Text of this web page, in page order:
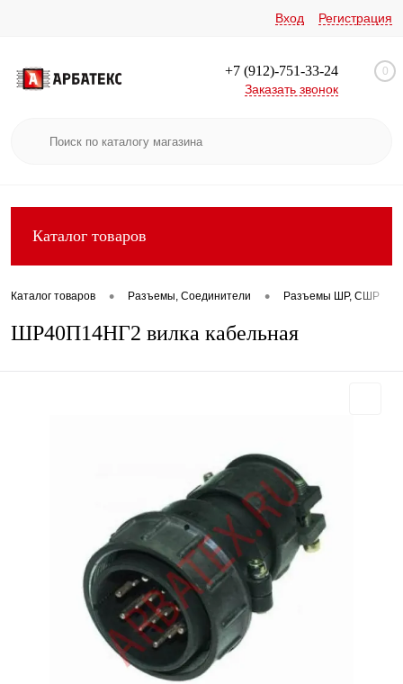
Вход Регистрация
+7 (912)-751-33-24
Заказать звонок
0
Каталог товаров
Каталог товаров • Разъемы, Соединители • Разъемы ШР, СШР
ШР40П14НГ2 вилка кабельная